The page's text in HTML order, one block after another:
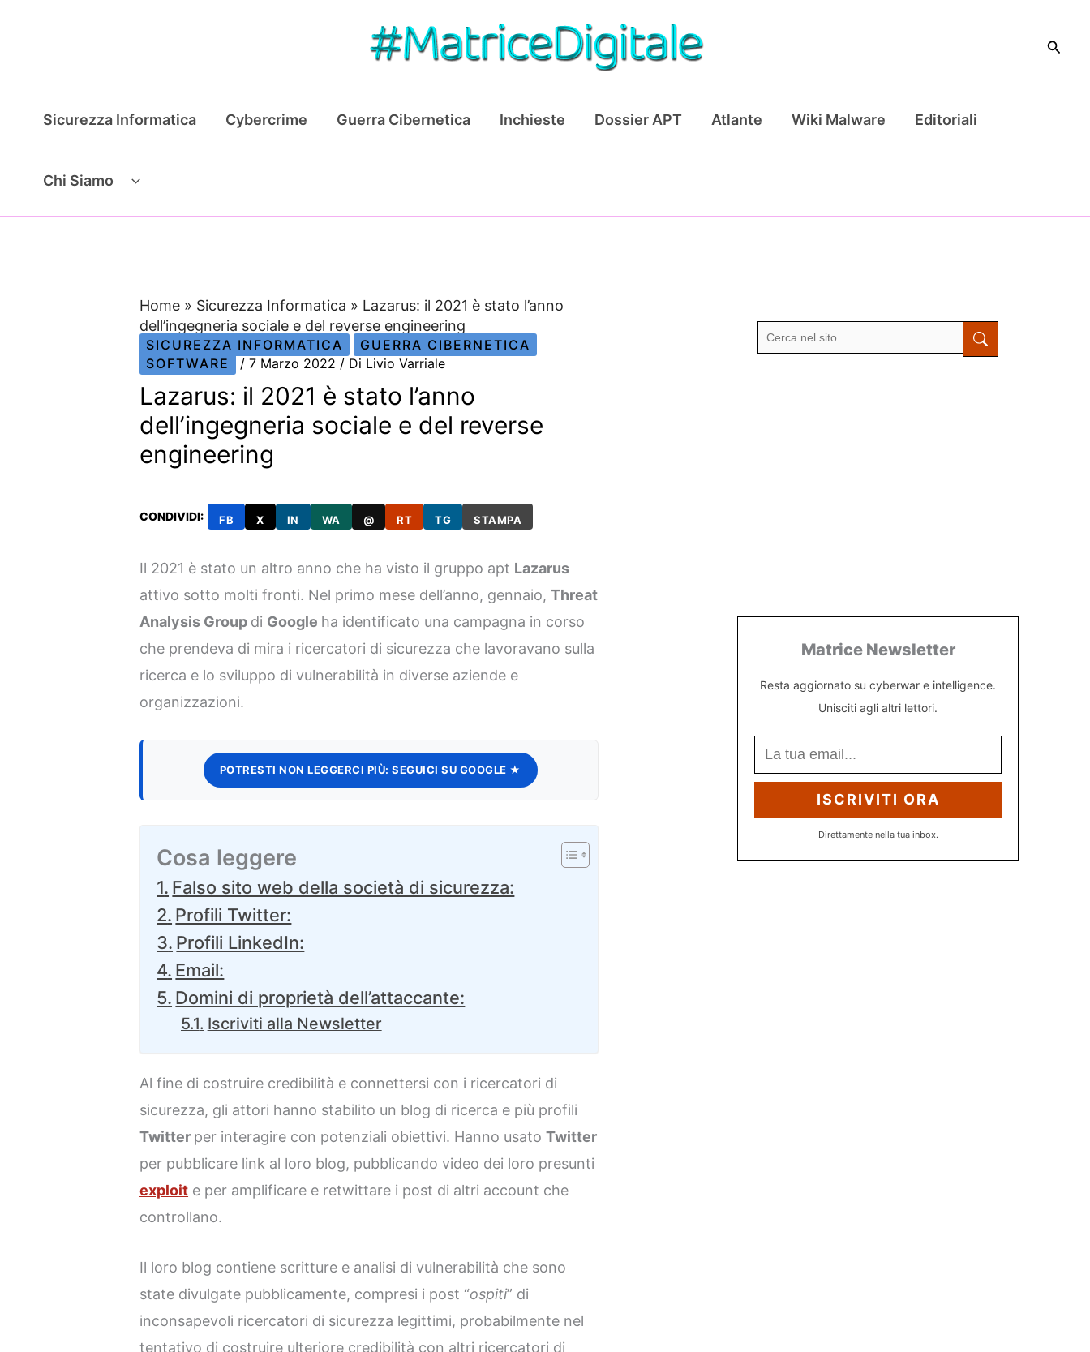
Cerca
Sicurezza Informatica Cybercrime Guerra Cibernetica Inchieste Dossier APT Atlante Wiki Malware Editoriali
Chi Siamo
Home » Sicurezza Informatica » Lazarus: il 2021 è stato l’anno
dell’ingegneria sociale e del reverse engineering
SICUREZZA INFORMATICA
GUERRA CIBERNETICA
SOFTWARE
/7 Marzo 2022 / Di Livio Varriale
Lazarus: il 2021 è stato l’anno
dell’ingegneria sociale e del reverse
engineering
CONDIVIDI: FB X IN WA @ RT TG STAMPA
Il 2021 è stato un altro anno che ha visto il gruppo apt Lazarus
attivo sotto molti fronti. Nel primo mese dell’anno, gennaio,Threat
Analysis Group di Google ha identificato una campagna in corso
che prendeva di mira i ricercatori di sicurezza che lavoravano sulla
ricerca e lo sviluppo di vulnerabilità in diverse aziende e
organizzazioni.
POTRESTI NON LEGGERCI PIÙ: SEGUICI SU GOOGLE ★
Cosa leggere
Falso sito web della società di sicurezza:
Profili Twitter:
Profili LinkedIn:
Email:
Domini di proprietà dell’attaccante:
Iscriviti alla Newsletter
Al fine di costruire credibilità e connettersi con i ricercatori di
sicurezza, gli attori hanno stabilito un blog di ricerca e più profili
Twitter per interagire con potenziali obiettivi. Hanno usatoTwitter
per pubblicare link al loro blog, pubblicando video dei loro presunti
exploit e per amplificare e retwittare i post di altri account che
controllano.
Il loro blog contiene scritture e analisi di vulnerabilità che sono
state divulgate pubblicamente, compresi i post “ospiti” di
inconsapevoli ricercatori di sicurezza legittimi, probabilmente nel
tentativo di costruire ulteriore credibilità con altri ricercatori di
Matrice Newsletter
Resta aggiornato su cyberwar e intelligence.
Unisciti agli altri lettori.
ISCRIVITI ORA
Direttamente nella tua inbox.